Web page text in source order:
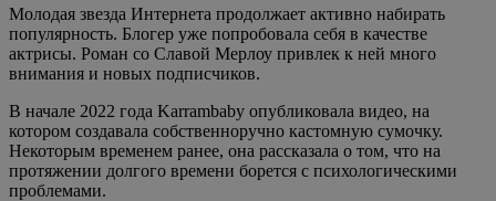
Молодая звезда Интернета продолжает активно набирать
популярность. Блогер уже попробовала себя в качестве
актрисы. Роман со Славой Мерлоу привлек к ней много
внимания и новых подписчиков.
В начале 2022 года Karrambaby опубликовала видео, на
котором создавала собственноручно кастомную сумочку.
Некоторым временем ранее, она рассказала о том, что на
протяжении долгого времени борется с психологическими
проблемами.